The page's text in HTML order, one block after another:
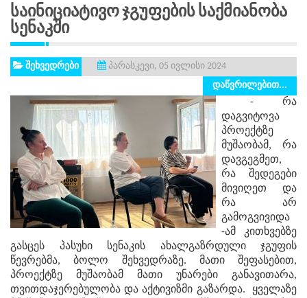
Საინიციატივო Ჯგუფების Საქმიანობა
Სენაკში
შეხვედრები
პარასკევი, 05 ივლისი 2024
დაწვრილებით...
- რა
დაგვიტოვა
პროექტზე
მუშაობამ, რა
დავგეგმეთ,
რა შედეგები
მივიღეთ და
რა არ
გამოგვივიდა
-ამ კითხვებზე
გასცეს პასუხი სენაკის ახალგაზრდული ჯგუფის
წევრებმა, ბოლო შეხვედრაზე. მათი შეფასებით,
პროექტზე მუშაობამ მათი უნარები განავითარა,
თვითდაჯერებულობა და აქტივიზმი გაზარდა. ყველაზე